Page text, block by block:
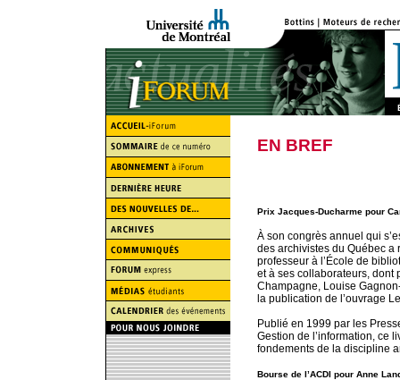
EN BREF
Prix Jacques-Ducharme pour
À son congrès annuel qui
des archivistes du Québec a
professeur à l’École de
et à ses collaborateurs, dont
Champagne, Louise
la publication de l’ouvrage
Publié en 1999 par les
Gestion de l’information, ce
fondements de la discipline
Bourse de l’ACDI pour Anne